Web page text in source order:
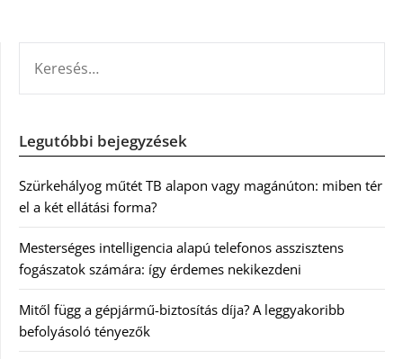
Legutóbbi bejegyzések
Szürkehályog műtét TB alapon vagy magánúton: miben tér
el a két ellátási forma?
Mesterséges intelligencia alapú telefonos asszisztens
fogászatok számára: így érdemes nekikezdeni
Mitől függ a gépjármű-biztosítás díja? A leggyakoribb
befolyásoló tényezők